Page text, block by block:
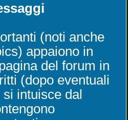
(noti anche
appaiono in
del forum in
(dopo eventuali
intuisce dal